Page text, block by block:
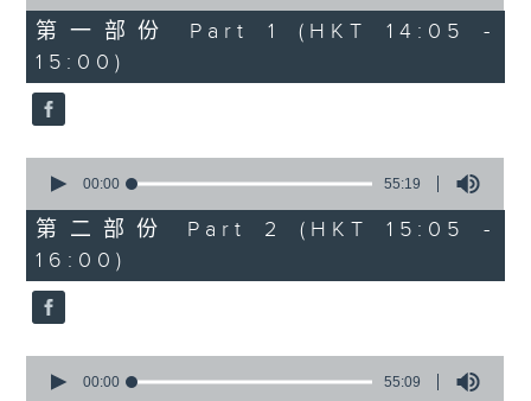
55
minutes,
10
seconds
第一部份 Part 1 (HKT 14:05 -
15:00)
seconds
55
minutes,
19
seconds
00:00 55:19
第二部份 Part 2 (HKT 15:05 -
16:00)
seconds
00:00 55:09